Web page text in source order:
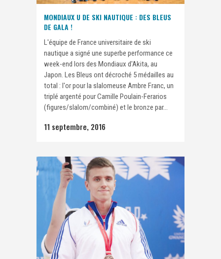
MONDIAUX U DE SKI NAUTIQUE : DES BLEUS
DE GALA !
L'équipe de France universitaire de ski
nautique a signé une superbe performance ce
week-end lors des Mondiaux d'Akita, au
Japon. Les Bleus ont décroché 5 médailles au
total : l'or pour la slalomeuse Ambre Franc, un
triplé argenté pour Camille Poulain-Ferarios
(figures/slalom/combiné) et le bronze par...
11 septembre, 2016